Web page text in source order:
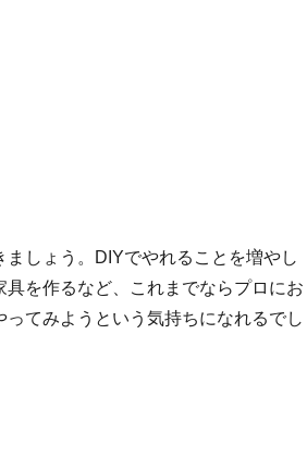
しょう。DIYでやれることを増やし
を作るなど、これまでならプロにお
てみようという気持ちになれるでし